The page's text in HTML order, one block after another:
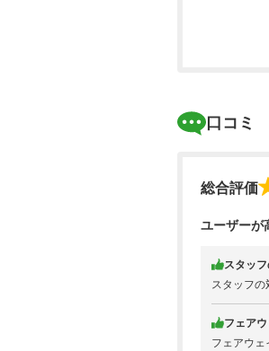
口コミ
総合評価
ユーザーが
スタッ
スタッフの
フェア
フェアウェ